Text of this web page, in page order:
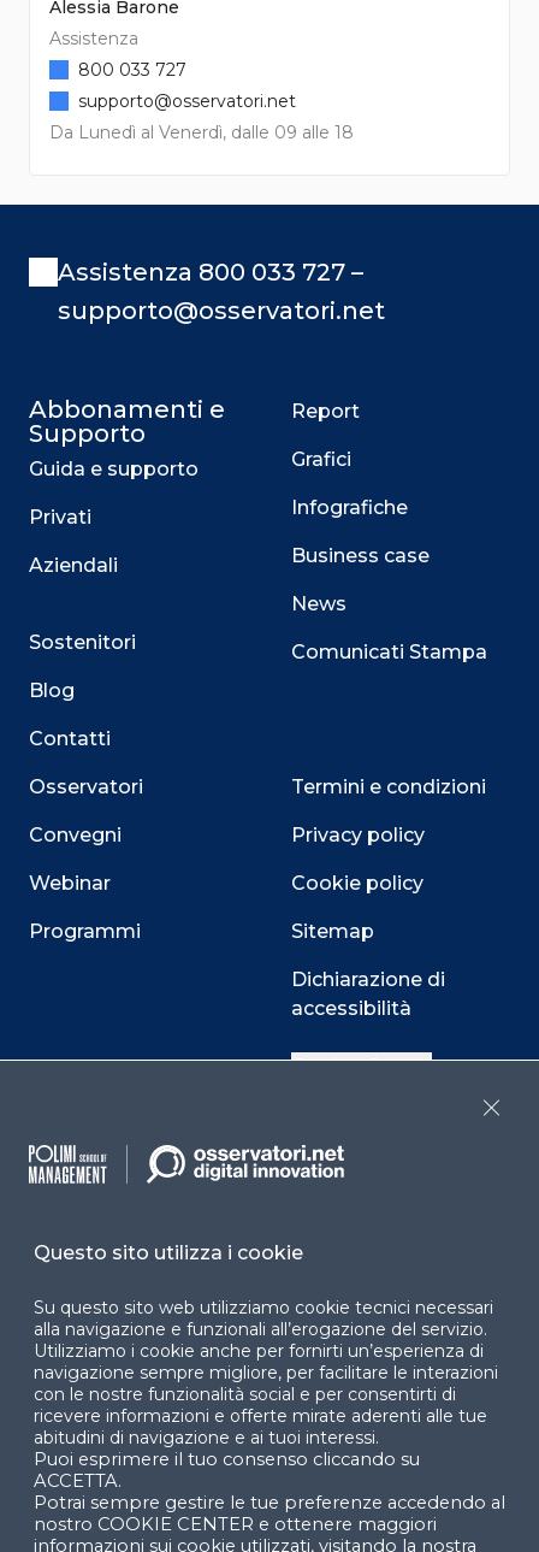
Alessia Barone
Assistenza
Da Lunedì al Venerdì, dalle 09 alle 18
800 033 727
supporto@osservatori.net
Assistenza 800 033 727 –
supporto@osservatori.net
Abbonamenti e
Supporto
Guida e supporto
Privati
Aziendali
Sostenitori
Blog
Contatti
Osservatori
Convegni
Webinar
Programmi
Report
Grafici
Infografiche
Business case
News
Comunicati Stampa
Termini e condizioni
Privacy policy
Cookie policy
Sitemap
Dichiarazione di
accessibilità
Cookie Center
Facebook LinkedIn
© 2024 Copyright © Politecnico di Milano Dipartimento
di Ingegneria Gestionale
Questo sito utilizza i cookie
Su questo sito web utilizziamo cookie tecnici necessari
alla navigazione e funzionali all’erogazione del servizio.
Utilizziamo i cookie anche per fornirti un’esperienza di
navigazione sempre migliore, per facilitare le interazioni
con le nostre funzionalità social e per consentirti di
ricevere informazioni e offerte mirate aderenti alle tue
abitudini di navigazione e ai tuoi interessi.
Puoi esprimere il tuo consenso cliccando su
ACCETTA.
Potrai sempre gestire le tue preferenze accedendo al
nostro COOKIE CENTER e ottenere maggiori
informazioni sui cookie utilizzati, visitando la nostra